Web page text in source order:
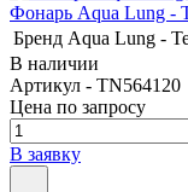
Фонарь Aqua Lung -
Бренд Aqua Lung -
В наличии
Артикул - TN564120
Цена по запросу
В заявку